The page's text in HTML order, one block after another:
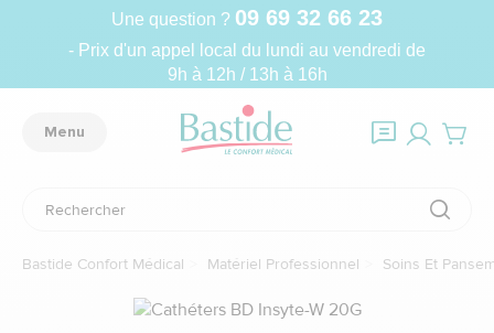
Une question ? 09 69 32 66 23
- Prix d'un appel local du lundi au vendredi de
9h à 12h / 13h à 16h
Menu
Bastide Confort Médical Matériel Professionnel Soins Et